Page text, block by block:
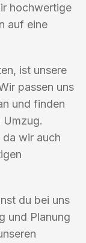
hochwertige
auf eine
ist unsere
passen uns
und finden
Umzug.
da wir auch
du bei uns
und Planung